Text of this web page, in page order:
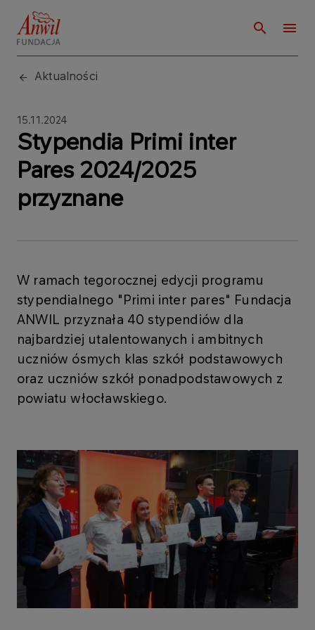
Aktualności
15.11.2024
Stypendia Primi inter
Pares 2024/2025
przyznane
W ramach tegorocznej edycji programu
stypendialnego "Primi inter pares" Fundacja
ANWIL przyznała 40 stypendiów dla
najbardziej utalentowanych i ambitnych
uczniów ósmych klas szkół podstawowych
oraz uczniów szkół ponadpodstawowych z
powiatu włocławskiego.